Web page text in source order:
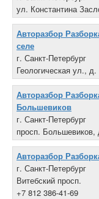
ул. Константина
+7 812 164-11-19
Авторазбор
селе
г. Санкт-Петербург
Геологическая ул.,
+7 921 659-65-79
Авторазбор
Большевиков
г. Санкт-Петербург
просп. Большевиков,
+7 921 958-01-15
Авторазбор
г. Санкт-Петербург
Витебский просп.
+7 812 386-41-69